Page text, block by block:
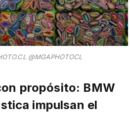
@MGAPHOTOCL
propósito: BMW
impulsan el